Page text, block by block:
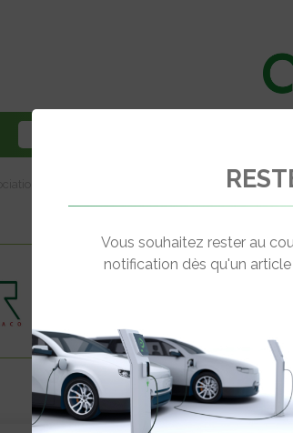
Vous souhaitez rester au
notification dès qu'un